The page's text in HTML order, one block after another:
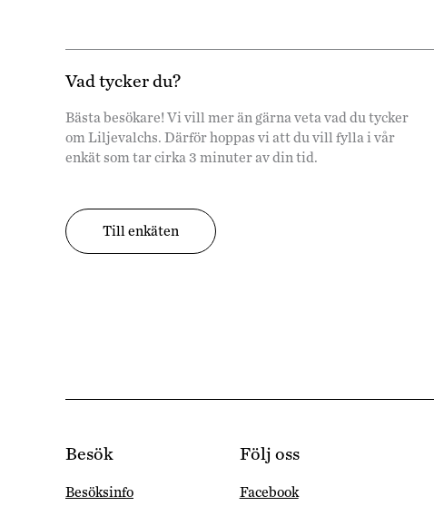
Vad tycker du?
Bästa besökare! Vi vill mer än gärna veta vad du tycker
om Liljevalchs. Därför hoppas vi att du vill fylla i vår
enkät som tar cirka 3 minuter av din tid.
Till enkäten
Besök
Besöksinfo
Följ oss
Facebook